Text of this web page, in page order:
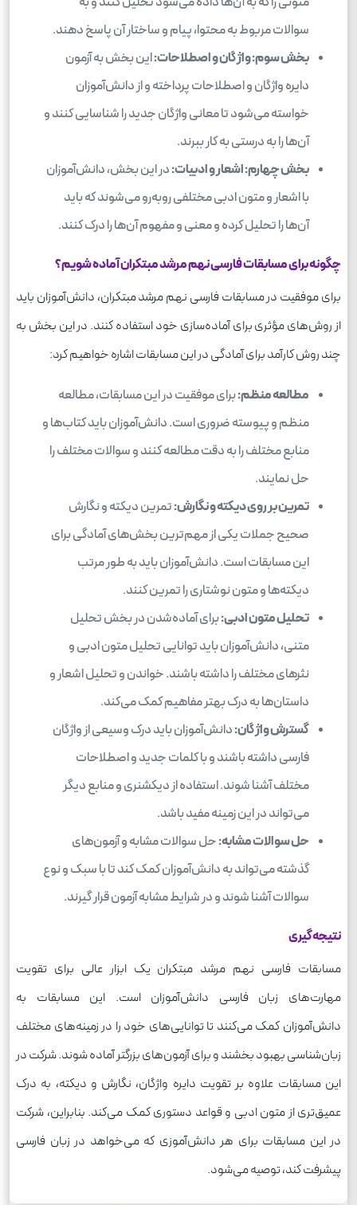
سوالات مربوط به محتوا، پیام و ساختار آن پاسخ دهند.
بخش سوم: واژگان و اصطلاحات:این بخش به آزمون
دایره واژگان و اصطلاحات پرداخته و از دانش‌آموزان
خواسته می‌شود تا معانی واژگان جدید را شناسایی کنند و
آن‌ها را به درستی به کار ببرند.
بخش چهارم: اشعار و ادبیات:در این بخش، دانش‌آموزان
با اشعار و متون ادبی مختلفی روبه‌رو می‌شوند که باید
آن‌ها را تحلیل کرده و معنی و مفهوم آن‌ها را درک کنند.
چگونه برای مسابقات فارسی نهم مرشد مبتکران آماده شویم؟
برای موفقیت در مسابقات فارسی نهم مرشد مبتکران، دانش‌آموزان باید
از روش‌های مؤثری برای آماده‌سازی خود استفاده کنند. در این بخش به
چند روش کارآمد برای آمادگی در این مسابقات اشاره خواهیم کرد:
مطالعه منظم:برای موفقیت در این مسابقات، مطالعه
منظم و پیوسته ضروری است. دانش‌آموزان باید کتاب‌ها و
منابع مختلف را به دقت مطالعه کنند و سوالات مختلف را
حل نمایند.
تمرین بر روی دیکته و نگارش:تمرین دیکته و نگارش
صحیح جملات یکی از مهم‌ترین بخش‌های آمادگی برای
این مسابقات است. دانش‌آموزان باید به طور مرتب
دیکته‌ها و متون نوشتاری را تمرین کنند.
تحلیل متون ادبی:برای آماده‌شدن در بخش تحلیل
متنی، دانش‌آموزان باید توانایی تحلیل متون ادبی و
نثرهای مختلف را داشته باشند. خواندن و تحلیل اشعار و
داستان‌ها به درک بهتر مفاهیم کمک می‌کند.
گسترش واژگان:دانش‌آموزان باید درک وسیعی از واژگان
فارسی داشته باشند و با کلمات جدید و اصطلاحات
مختلف آشنا شوند. استفاده از دیکشنری و منابع دیگر
می‌تواند در این زمینه مفید باشد.
حل سوالات مشابه:حل سوالات مشابه و آزمون‌های
گذشته می‌تواند به دانش‌آموزان کمک کند تا با سبک و نوع
سوالات آشنا شوند و در شرایط مشابه آزمون قرار گیرند.
نتیجه‌گیری
مسابقات فارسی نهم مرشد مبتکران یک ابزار عالی برای تقویت
مهارت‌های زبان فارسی دانش‌آموزان است. این مسابقات به
دانش‌آموزان کمک می‌کنند تا توانایی‌های خود را در زمینه‌های مختلف
زبان‌شناسی بهبود بخشند و برای آزمون‌های بزرگتر آماده شوند. شرکت در
این مسابقات علاوه بر تقویت دایره واژگان، نگارش و دیکته، به درک
عمیق‌تری از متون ادبی و قواعد دستوری کمک می‌کند. بنابراین، شرکت
در این مسابقات برای هر دانش‌آموزی که می‌خواهد در زبان فارسی
پیشرفت کند، توصیه می‌شود.